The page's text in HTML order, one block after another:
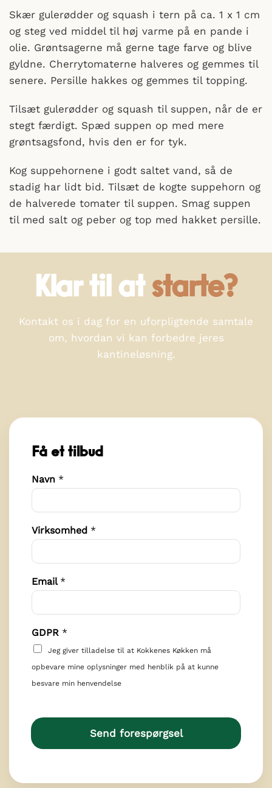
Skær gulerødder og squash i tern på ca. 1 x 1 cm
og steg ved middel til høj varme på en pande i
olie. Grøntsagerne må gerne tage farve og blive
gyldne. Cherrytomaterne halveres og gemmes til
senere. Persille hakkes og gemmes til topping.
Tilsæt gulerødder og squash til suppen, når de er
stegt færdigt. Spæd suppen op med mere
grøntsagsfond, hvis den er for tyk.
Kog suppehornene i godt saltet vand, så de
stadig har lidt bid. Tilsæt de kogte suppehorn og
de halverede tomater til suppen. Smag suppen
til med salt og peber og top med hakket persille.
Klar til atstarte?
Kontakt os i dag for en uforpligtende samtale
om, hvordan vi kan forbedre jeres
kantineløsning.
Få et tilbud
Navn *
*
*
Virksomhed *
Email *
GDPR *
Jeg giver tilladelse til at Kokkenes Køkken må
opbevare mine oplysninger med henblik på at kunne
besvare min henvendelse
Send forespørgsel